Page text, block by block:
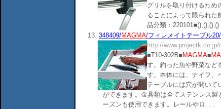
グリルを取り付けるため
ることによって限られた
品分類：
13. 348409/MAGMA/フィレメイトテーブル
http://
■T10-302B■ MAGMA■
す。釣った魚や野菜など
す。本体には、ナイフ、
テーブルには穴が開いて
ができます。金具類は全てステンレス
ーズンも使用できます。レールやロ. . .